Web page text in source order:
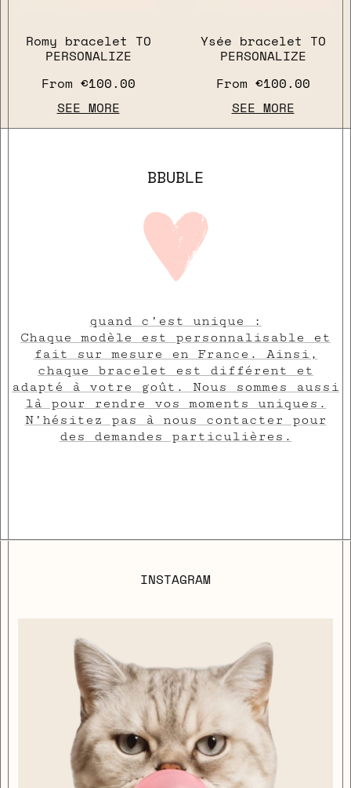
Romy bracelet TO
PERSONALIZE
From €100.00
SEE MORE
Ysée bracelet TO
PERSONALIZE
From €100.00
SEE MORE
BBUBLE
quand c’est unique :
Chaque modèle est personnalisable et
fait sur mesure en France. Ainsi,
chaque bracelet est différent et
adapté à votre goût. Nous sommes aussi
là pour rendre vos moments uniques.
N’hésitez pas à nous contacter pour
des demandes particulières.
INSTAGRAM